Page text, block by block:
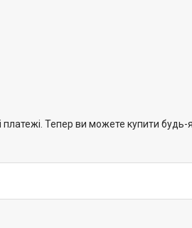
платежі. Тепер ви можете купити